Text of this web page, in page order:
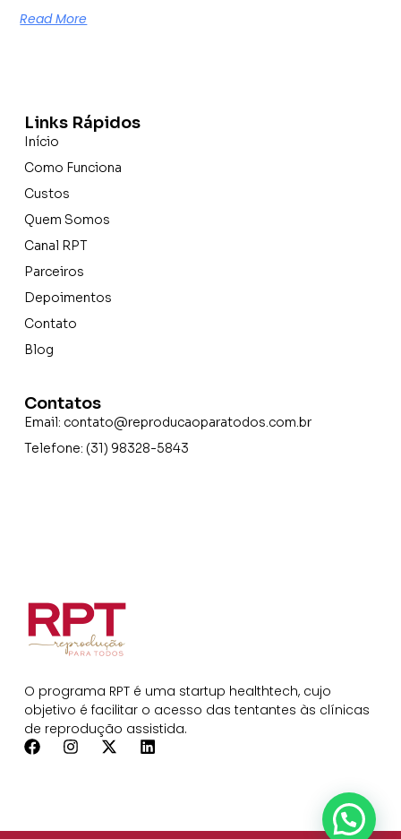
Read More
O programa RPT é uma startup healthtech, cujo
objetivo é facilitar o acesso das tentantes às clínicas
de reprodução assistida.
Links Rápidos
Início
Como Funciona
Custos
Quem Somos
Canal RPT
Parceiros
Depoimentos
Contato
Blog
Contatos
Email: contato@reproducaoparatodos.com.br
Telefone: (31) 98328-5843